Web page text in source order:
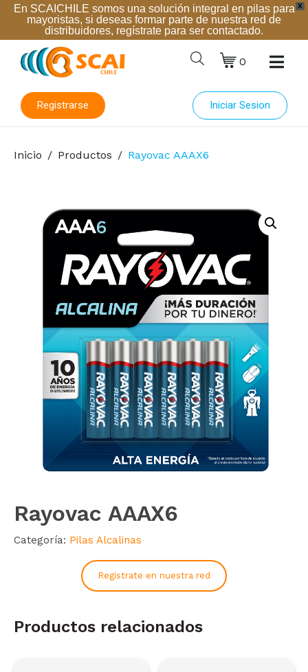
X
En SCAICHILE somos una solución integral en pilas para
mayoristas, si deseas formar parte de nuestra red de
distribuidores, regístrate para ser contactado.
0
Registrarse Iniciar Sesion
Inicio Productos Rayovac AAAX6
Rayovac AAAX6
Categoría: Pilas Alcalinas
Registrate en nuestra red
Productos relacionados